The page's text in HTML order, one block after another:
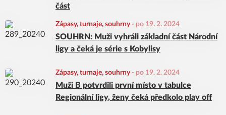
část
Zápasy, turnaje, souhrny - po 19. 2. 2024
SOUHRN: Muži vyhráli základní část Národní
ligy a čeká je série s Kobylisy
Zápasy, turnaje, souhrny - po 19. 2. 2024
Muži B potvrdili první místo v tabulce
Regionální ligy, ženy čeká předkolo play off